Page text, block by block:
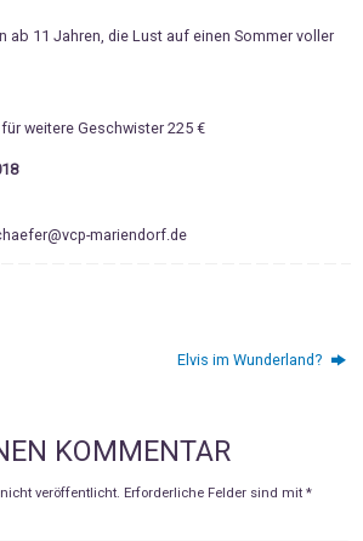
ab 11 Jahren, die Lust auf einen Sommer voller
weitere Geschwister 225 €
mariendorf.de
Elvis im Wunderland?
KOMMENTAR
veröffentlicht. Erforderliche Felder sind mit *